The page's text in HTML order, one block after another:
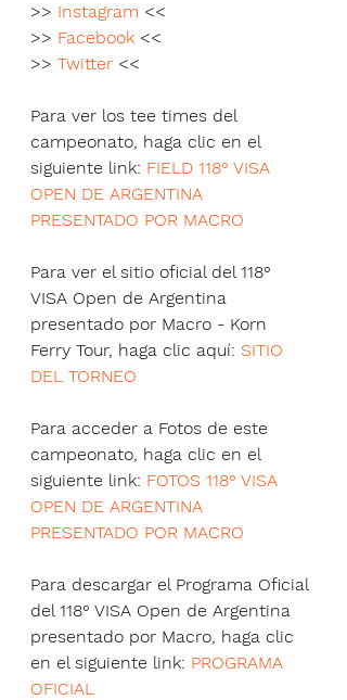
>> Instagram <<
>> Facebook <<
>> Twitter <<
Para ver los tee times del
campeonato, haga clic en el
siguiente link: FIELD 118° VISA
OPEN DE ARGENTINA
PRESENTADO POR MACRO
Para ver el sitio oficial del 118°
VISA Open de Argentina
presentado por Macro - Korn
Ferry Tour, haga clic aquí: SITIO
DEL TORNEO
Para acceder a Fotos de este
campeonato, haga clic en el
siguiente link: FOTOS 118° VISA
OPEN DE ARGENTINA
PRESENTADO POR MACRO
Para descargar el Programa Oficial
del 118° VISA Open de Argentina
presentado por Macro, haga clic
en el siguiente link: PROGRAMA
OFICIAL